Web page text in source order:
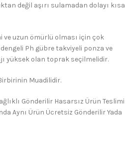
değil aşırı sulamadan dolayı kısa
ve uzun ömürlü olması için çok
Ph gübre takviyeli ponza ve
yüksek olan toprak seçilmelidir.
Muadilidir.
Gönderilir Hasarsız Ürün Teslimi
Aynı Ürün Ücretsiz Gönderilir Yada